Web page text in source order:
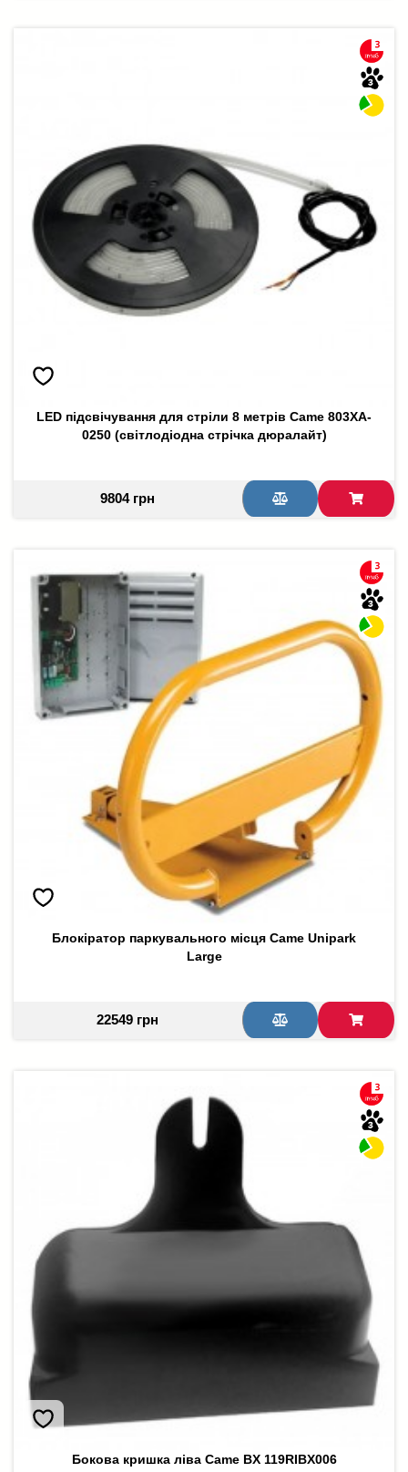
LED підсвічування для стріли 8 метрів Came 803XA-
0250 (світлодіодна стрічка дюралайт)
9804 грн
Блокіратор паркувального місця Came Unipark
Large
22549 грн
Бокова кришка ліва Came BX 119RIBX006